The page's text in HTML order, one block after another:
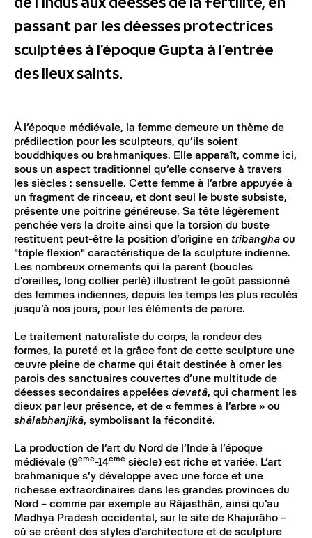
passant par les déesses protectrices
sculptées à l’époque Gupta à l’entrée
des lieux saints.
À l’époque médiévale, la femme demeure un thème de
prédilection pour les sculpteurs, qu’ils soient
bouddhiques ou brahmaniques. Elle apparaît, comme ici,
sous un aspect traditionnel qu’elle conserve à travers
les siècles : sensuelle. Cette femme à l’arbre appuyée à
un fragment de rinceau, et dont seul le buste subsiste,
présente une poitrine généreuse. Sa tête légèrement
penchée vers la droite ainsi que la torsion du buste
restituent peut-être la position d’origine en tribangha ou
"triple flexion" caractéristique de la sculpture indienne.
Les nombreux ornements qui la parent (boucles
d’oreilles, long collier perlé) illustrent le goût passionné
des femmes indiennes, depuis les temps les plus reculés
jusqu’à nos jours, pour les éléments de parure.
Le traitement naturaliste du corps, la rondeur des
formes, la pureté et la grâce font de cette sculpture une
œuvre pleine de charme qui était destinée à orner les
parois des sanctuaires couvertes d’une multitude de
déesses secondaires appelées devatâ, qui charment les
dieux par leur présence, et de « femmes à l’arbre » ou
shâlabhanjikâ, symbolisant la fécondité.
La production de l’art du Nord de l’Inde à l’époque
médiévale (9ème-14ème siècle) est riche et variée. L’art
brahmanique s’y développe avec une force et une
richesse extraordinaires dans les grandes provinces du
Nord – comme par exemple au Râjasthân, ainsi qu’au
Madhya Pradesh occidental, sur le site de Khajurâho –
où se créent des styles d’architecture et de sculpture